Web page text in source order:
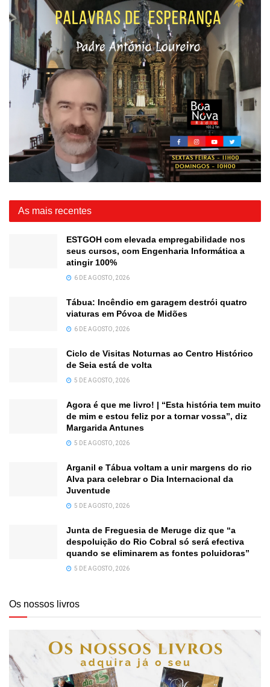
As mais recentes
ESTGOH com elevada empregabilidade nos
seus cursos, com Engenharia Informática a
atingir 100%
6 DE AGOSTO, 2026
Tábua: Incêndio em garagem destrói quatro
viaturas em Póvoa de Midões
6 DE AGOSTO, 2026
Ciclo de Visitas Noturnas ao Centro Histórico
de Seia está de volta
5 DE AGOSTO, 2026
Agora é que me livro! | “Esta história tem muito
de mim e estou feliz por a tornar vossa”, diz
Margarida Antunes
5 DE AGOSTO, 2026
Arganil e Tábua voltam a unir margens do rio
Alva para celebrar o Dia Internacional da
Juventude
5 DE AGOSTO, 2026
Junta de Freguesia de Meruge diz que “a
despoluição do Rio Cobral só será efectiva
quando se eliminarem as fontes poluidoras”
5 DE AGOSTO, 2026
Os nossos livros